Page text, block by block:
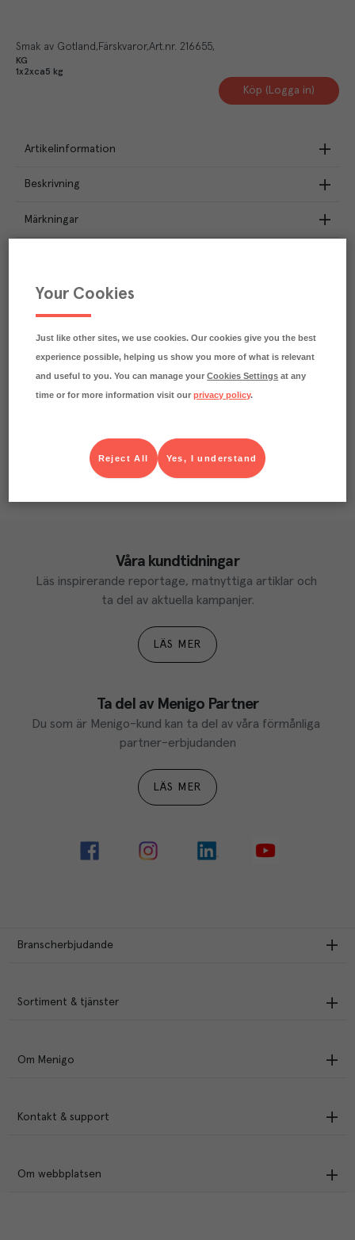
Smak av Gotland Färskvaror Art.nr. 216655
KG
1x2xca5 kg
Köp (Logga in)
Artikelinformation
Beskrivning
Märkningar
Klimatavtryck
CO₂e/kg
utsläppen av 49.4 kg koldioxid.
Läs mer om hur vi beräknar klimatavtryck
Våra kundtidningar
Läs inspirerande reportage, matnyttiga artiklar och
ta del av aktuella kampanjer.
LÄS MER
Ta del av Menigo Partner
Du som är Menigo-kund kan ta del av våra förmånliga
partner-erbjudanden
LÄS MER
Branscherbjudande
Sortiment & tjänster
Om Menigo
Kontakt & support
Om webbplatsen
Your Cookies
Just like other sites, we use cookies. Our cookies give you the best
experience possible, helping us show you more of what is relevant
and useful to you. You can manage yourCookies Settings at any
time or for more information visit ourprivacy policy.
Yes, I understand
Reject All